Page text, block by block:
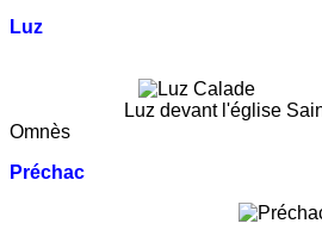
Luz
Luz devant l'église Saint-
Omnès
Préchac